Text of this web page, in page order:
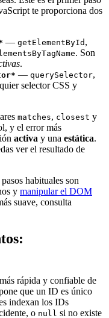
te proporciona dos
— getElementById ,
. Son
.
— querySelector,
selector CSS y
matches, closest y
y el error más
activa y una estática.
ver el resultado de
habituales son
y manipular el DOM
suave, consulta
rápida y confiable de
que un ID es único
indexan los IDs
o null si no existe